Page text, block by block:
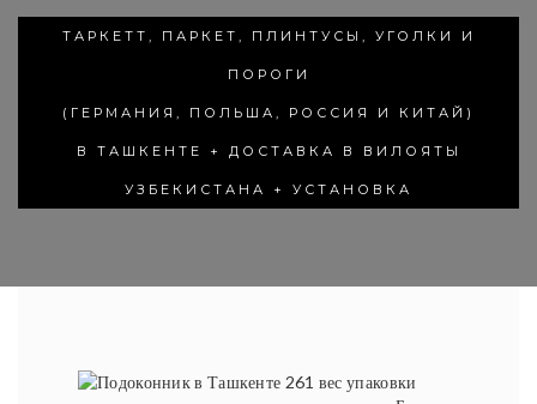
ТАРКЕТТ, ПАРКЕТ, ПЛИНТУСЫ, УГОЛКИ И
ПОРОГИ
(ГЕРМАНИЯ, ПОЛЬША, РОССИЯ И КИТАЙ)
В ТАШКЕНТЕ + ДОСТАВКА В ВИЛОЯТЫ
УЗБЕКИСТАНА + УСТАНОВКА